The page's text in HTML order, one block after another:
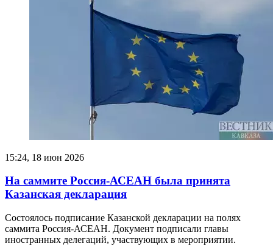
15:24, 18 июн 2026
На саммите Россия-АСЕАН была принята
Казанская декларация
Состоялось подписание Казанской декларации на полях
саммита Россия-АСЕАН. Документ подписали главы
иностранных делегаций, участвующих в мероприятии.